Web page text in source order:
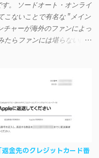
語設定は日本語に戻して
が使えるようになる。USB
本的な不具合が発生して
よう。 今回の不具合につ
イスでもレート機能や再生
はずだ。
。 ソードオート・オンライ
こないことで有名な "メイン
ャーが海外のファンによっ
たらファンには堪らないほ
（英語） gpbeta.com - The
インストール（導入）手順
自分のOSにあったファイル
XP, Vista, Win7,
ンが 32 ビット版か 64 ビッ
したファイルを解凍後、
金先のクレジットカード番